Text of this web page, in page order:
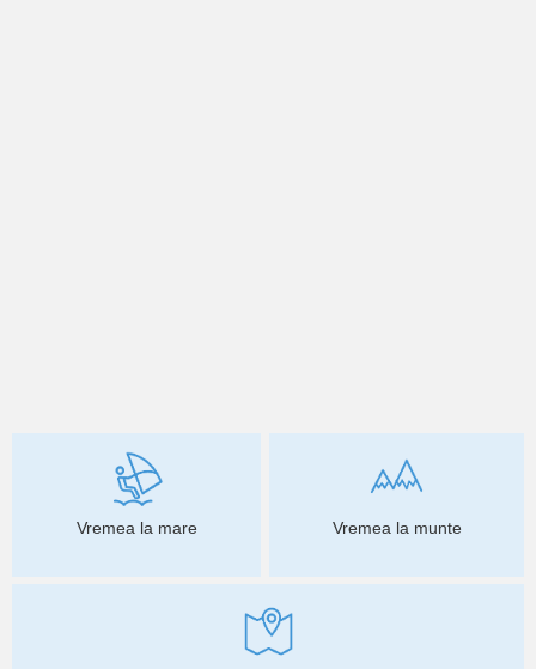
Vremea la mare Vremea la munte